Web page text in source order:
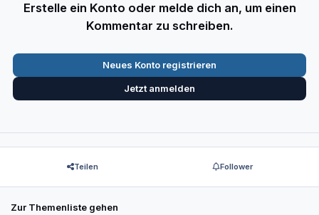
Erstelle ein Konto oder melde dich an, um einen
Kommentar zu schreiben.
Neues Konto registrieren
Jetzt anmelden
Teilen Follower
Zur Themenliste gehen